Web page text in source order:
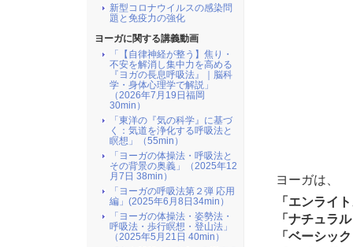
2015/12/17 クン
2015/12/17 気・
2015/12/17 ヨ
ヨーガは、
「エンライ
「ナチュラ
「ベーシッ
新型コロナウイルスの感染問
題と免疫力の強化
ヨーガに関する講義動画
「【自律神経が整う】焦り・
不安を解消し集中力を高める
『ヨガの長息呼吸法』｜脳科
学・身体心理学で解説」
（2026年7月19日福岡
30min）
「東洋の『気の科学』に基づ
く：気道を浄化する呼吸法と
瞑想」（55min）
「ヨーガの体操法・呼吸法と
その背景の奥義」（2025年12
月7日 38min）
「ヨーガの呼吸法第２弾 応用
編」(2025年6月8日34min）
「ヨーガの体操法・姿勢法・
呼吸法・歩行瞑想・登山法」
（2025年5月21日 40min）